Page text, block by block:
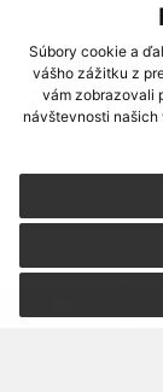
Súbory cookie a
vášho zážitku z
vám zobrazovali
návštevnosti
využite možnosť
CMS systém